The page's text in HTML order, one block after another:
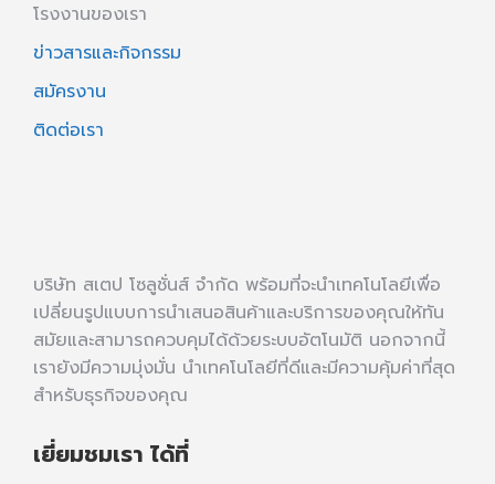
โรงงานของเรา
ข่าวสารและกิจกรรม
สมัครงาน
ติดต่อเรา
บริษัท สเตป โซลูชั่นส์ จำกัด พร้อมที่จะนำเทคโนโลยีเพื่อ
เปลี่ยนรูปแบบการนำเสนอสินค้าและบริการของคุณให้ทัน
สมัยและสามารถควบคุมได้ด้วยระบบอัตโนมัติ นอกจากนี้
เรายังมีความมุ่งมั่น นำเทคโนโลยีที่ดีและมีความคุ้มค่าที่สุด
สำหรับธุรกิจของคุณ
เยี่ยมชมเรา ได้ที่